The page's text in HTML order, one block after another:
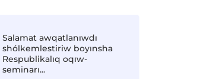
Salamat awqatlanıwdı
shólkemlestiriw boyınsha
Respublikalıq oqıw-
seminarı...